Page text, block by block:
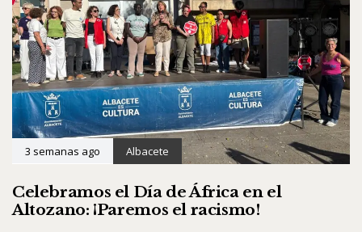
3 semanas ago Albacete
Celebramos el Día de África en el
Altozano: ¡Paremos el racismo!